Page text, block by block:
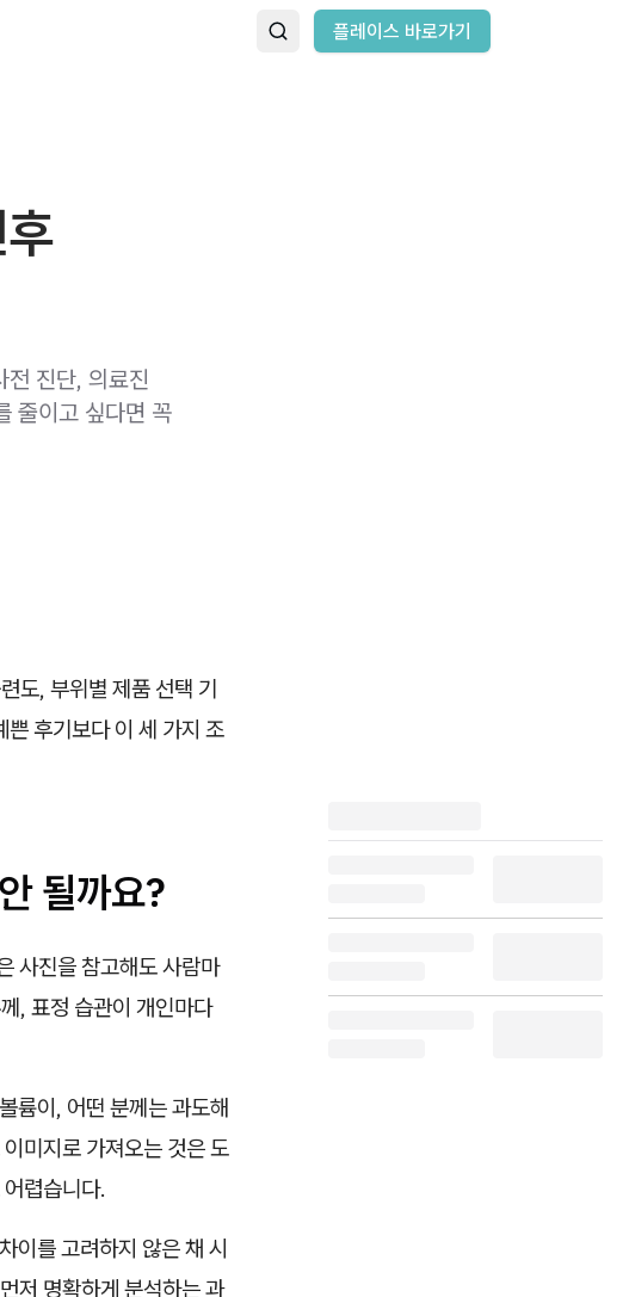
플레이스 바로가기
진단, 의료진
줄이고 싶다면 꼭
도, 부위별 제품 선택 기
후기보다 이 세 가지 조
될까요?
사진을 참고해도 사람마
, 표정 습관이 개인마다
륨이, 어떤 분께는 과도해
미지로 가져오는 것은 도
렵습니다.
이를 고려하지 않은 채 시
저 명확하게 분석하는 과